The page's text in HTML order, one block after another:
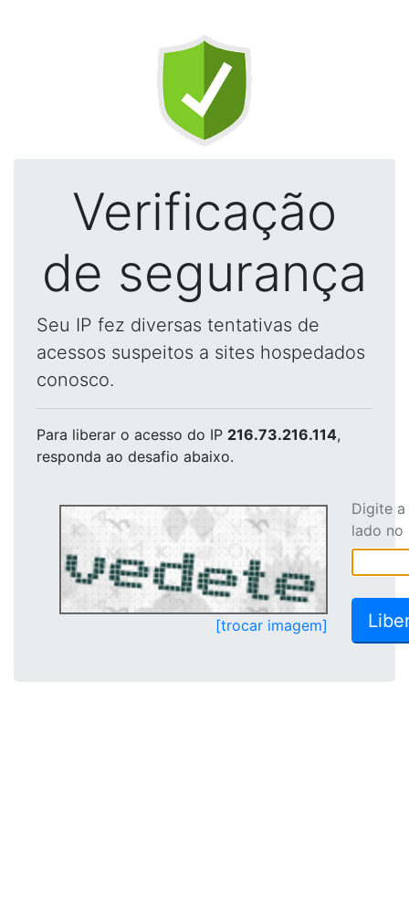
Verificação
de segurança
Seu IP fez diversas tentativas de
acessos suspeitos a sites hospedados
conosco.
Para liberar o acesso do IP 216.73.216.114,
responda ao desafio abaixo.
[trocar imagem]
Digite
lado no